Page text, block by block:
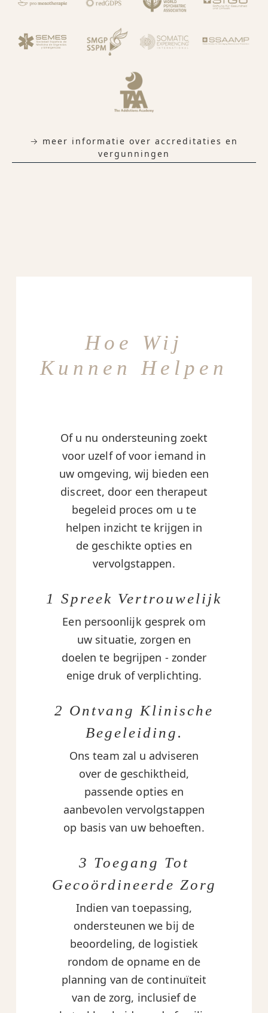
→ meer informatie over accreditaties en
vergunningen
Hoe Wij
Kunnen Helpen
Of u nu ondersteuning zoekt
voor uzelf of voor iemand in
uw omgeving, wij bieden een
discreet, door een therapeut
begeleid proces om u te
helpen inzicht te krijgen in
de geschikte opties en
vervolgstappen.
1 Spreek Vertrouwelijk
Een persoonlijk gesprek om
uw situatie, zorgen en
doelen te begrijpen - zonder
enige druk of verplichting.
2 Ontvang Klinische
Begeleiding.
Ons team zal u adviseren
over de geschiktheid,
passende opties en
aanbevolen vervolgstappen
op basis van uw behoeften.
3 Toegang Tot
Gecoördineerde Zorg
Indien van toepassing,
ondersteunen we bij de
beoordeling, de logistiek
rondom de opname en de
planning van de continuïteit
van de zorg, inclusief de